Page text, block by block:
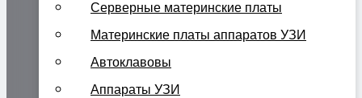
Серверные материнские платы
Материнские платы аппаратов УЗИ
Автоклавовы
Аппараты УЗИ